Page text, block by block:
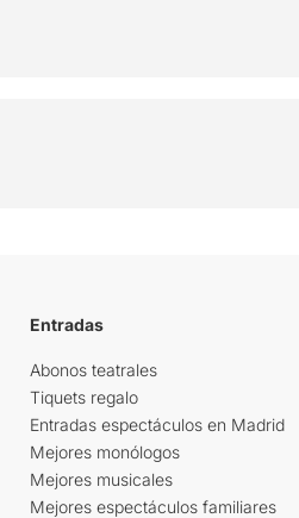
Entradas
Abonos teatrales
Tiquets regalo
Entradas espectáculos en Madrid
Mejores monólogos
Mejores musicales
Mejores espectáculos familiares